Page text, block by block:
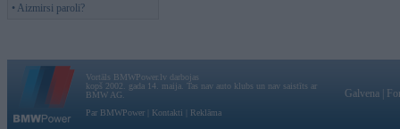
• Aizmirsi paroli?
Vortāls BMWPower.lv darbojas
kopš 2002. gada 14. maija. Tas nav auto klubs un nav saistīts ar
BMW AG.
Par BMWPower
Kontakti Reklāma
Galvena